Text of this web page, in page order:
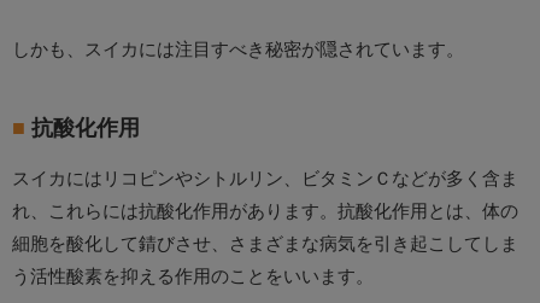
しかも、スイカには注目すべき秘密が隠されています。
抗酸化作用
スイカにはリコピンやシトルリン、ビタミンＣなどが多く含ま
れ、これらには抗酸化作用があります。抗酸化作用とは、体の
細胞を酸化して錆びさせ、さまざまな病気を引き起こしてしま
う活性酸素を抑える作用のことをいいます。